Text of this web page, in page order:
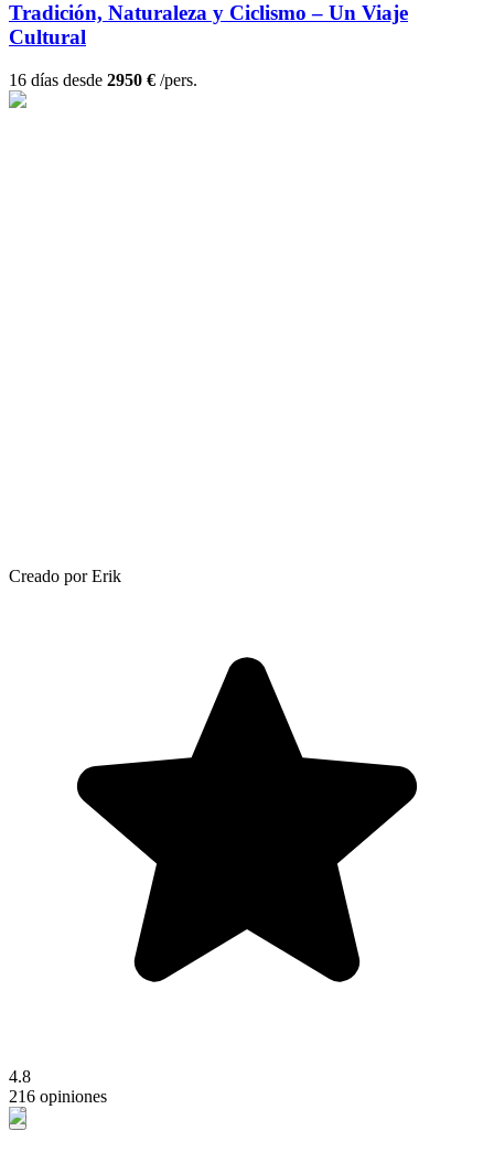
Tradición, Naturaleza y Ciclismo – Un Viaje
Cultural
16 días desde 2950 € /pers.
Creado por Erik
4.8
216 opiniones